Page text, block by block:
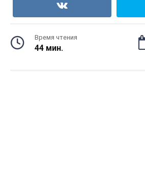
Время чтения
44 мин.